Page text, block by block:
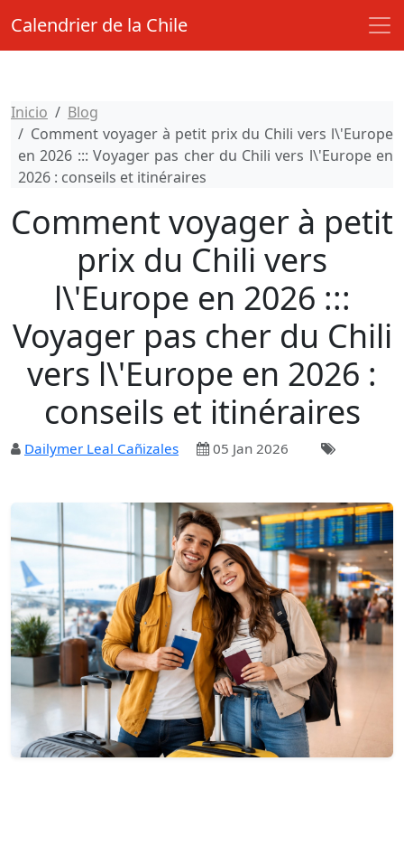
Calendrier de la Chile
Inicio
Blog
Comment voyager à petit prix du Chili vers l\'Europe
en 2026 ::: Voyager pas cher du Chili vers l\'Europe en
2026 : conseils et itinéraires
Comment voyager à petit
prix du Chili vers
l\'Europe en 2026 :::
Voyager pas cher du Chili
vers l\'Europe en 2026 :
conseils et itinéraires
Dailymer Leal Cañizales 05 Jan 2026